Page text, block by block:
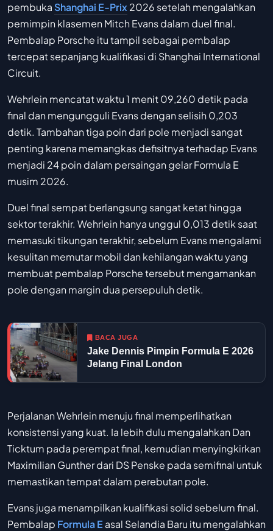
pembuka Shanghai E-Prix 2026 setelah mengalahkan
pemimpin klasemen Mitch Evans dalam duel final.
Pembalap Porsche itu tampil sebagai pembalap
tercepat sepanjang kualifikasi di Shanghai International
Circuit.
Wehrlein mencatat waktu 1 menit 09,260 detik pada
final dan mengungguli Evans dengan selisih 0,203
detik. Tambahan tiga poin dari pole menjadi sangat
penting karena memangkas defisitnya terhadap Evans
menjadi 24 poin dalam persaingan gelar Formula E
musim 2026.
Duel final sempat berlangsung sangat ketat hingga
sektor terakhir. Wehrlein hanya unggul 0,013 detik saat
memasuki tikungan terakhir, sebelum Evans mengalami
kesulitan memutar mobil dan kehilangan waktu yang
membuat pembalap Porsche tersebut mengamankan
pole dengan margin dua persepuluh detik.
BACA JUGA
Jake Dennis Pimpin Formula E 2026
Jelang Final London
Perjalanan Wehrlein menuju final memperlihatkan
konsistensi yang kuat. Ia lebih dulu mengalahkan Dan
Ticktum pada perempat final, kemudian menyingkirkan
Maximilian Gunther dari DS Penske pada semifinal untuk
memastikan tempat dalam perebutan pole.
Evans juga menampilkan kualifikasi solid sebelum final.
Pembalap Formula E asal Selandia Baru itu mengalahkan